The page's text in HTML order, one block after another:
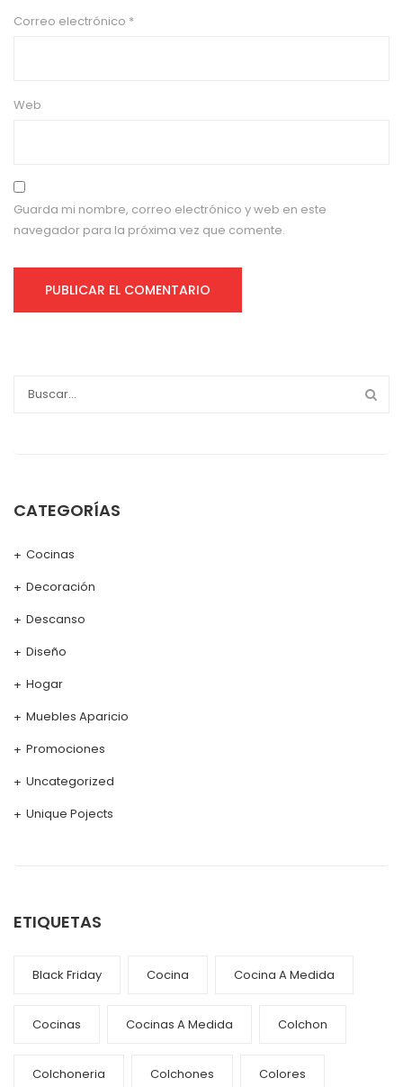
Correo electrónico *
Web
Guarda mi nombre, correo electrónico y web en este
navegador para la próxima vez que comente.
CATEGORÍAS
Cocinas
Decoración
Descanso
Diseño
Hogar
Muebles Aparicio
Promociones
Uncategorized
Unique Pojects
ETIQUETAS
Black Friday Cocina Cocina A Medida
Cocinas Cocinas A Medida Colchon
Colchoneria Colchones Colores